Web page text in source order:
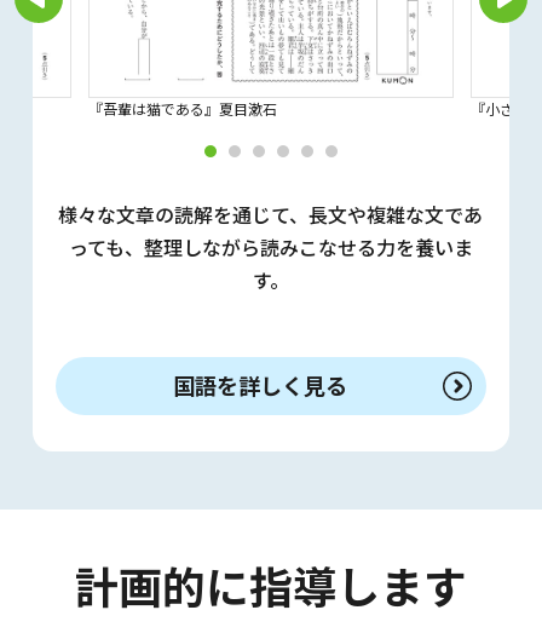
『吾輩は猫である』夏目漱石 『小さき
様々な文章の読解を通じて、長文や複雑な文であ
っても、整理しながら読みこなせる力を養いま
す。
国語を詳しく見る
計画的に指導します